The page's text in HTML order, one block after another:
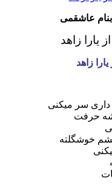
بنام عاشقمی
از یارا زاهد
یارا زاهد
سر میکنی
حرفت
خوشگلته